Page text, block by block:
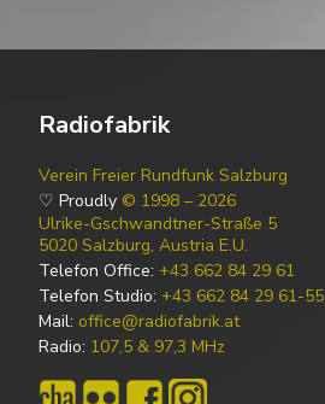
Radiofabrik
Verein Freier Rundfunk Salzburg
♡ Proudly © 1998 – 2026
Ulrike-Gschwandtner-Straße 5
5020 Salzburg, Austria E.U.
Telefon Office: +43 662 84 29 61
Telefon Studio: +43 662 84 29 61-55
Mail: office@radiofabrik.at
Radio: 107,5 & 97,3 MHz